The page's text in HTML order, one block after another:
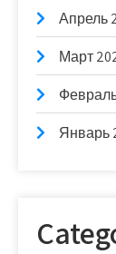
Апрель
Март
Январь